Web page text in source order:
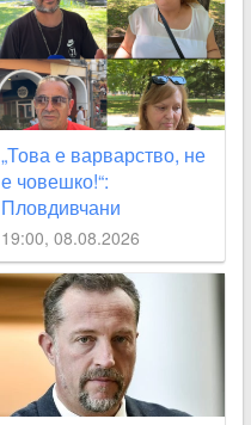
„Това е варварство, не
е човешко!“:
Пловдивчани
потресени след
убийството на
Младежкия хълм
ВИДЕО
19:00, 08.08.2026